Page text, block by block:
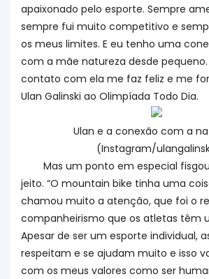
apaixonado pelo esporte. Sempre
sempre fui muito competitivo e
os meus limites. E eu tenho uma
com a mãe natureza desde
contato com ela me faz feliz e me
Ulan Galinski ao Olimpíada Todo Dia.
Ulan e a conexão com a
(Instagram/
Mas um ponto em especial
jeito. “O mountain bike tinha uma
chamou muito a atenção, que foi o
companheirismo que os atletas têm
Apesar de ser um esporte individual,
respeitam e se ajudam muito e isso
com os meus valores como ser